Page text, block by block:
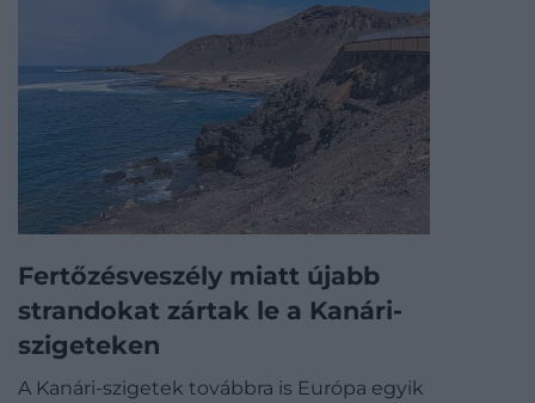
Fertőzésveszély miatt újabb
strandokat zártak le a Kanári-
szigeteken
A Kanári-szigetek továbbra is Európa egyik